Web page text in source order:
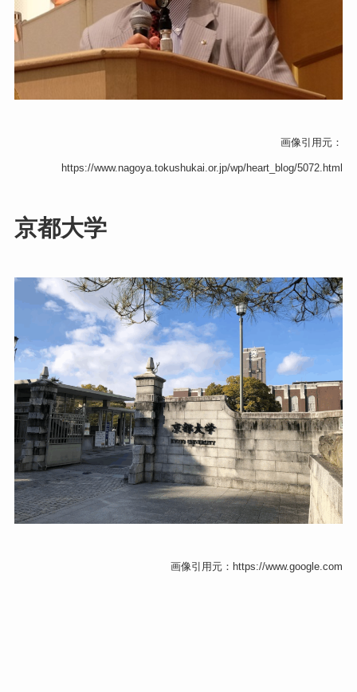
画像引用元：
https://www.nagoya.tokushukai.or.jp/wp/heart_blog/5072.html
京都大学
画像引用元：https://www.google.com